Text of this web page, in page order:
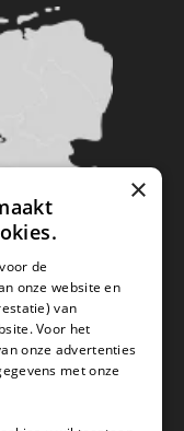
×
de
onze website en
van
Voor het
onze advertenties
met onze